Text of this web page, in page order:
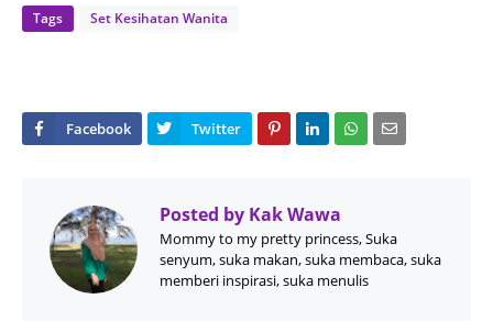
Tags Set Kesihatan Wanita
Posted by Kak Wawa
Mommy to my pretty princess, Suka
senyum, suka makan, suka membaca, suka
memberi inspirasi, suka menulis